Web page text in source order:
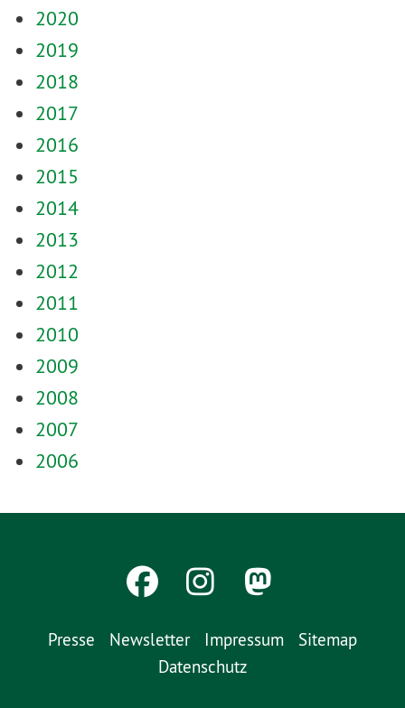
2020
2019
2018
2017
2016
2015
2014
2013
2012
2011
2010
2009
2008
2007
2006
Presse Newsletter Impressum
Sitemap
Datenschutz